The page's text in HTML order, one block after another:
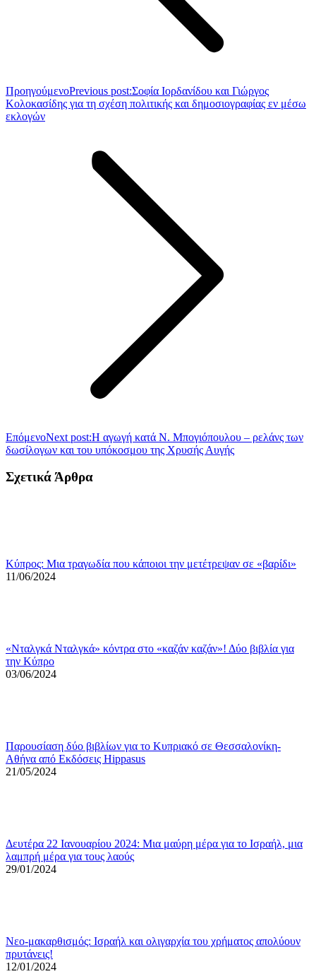
ΠροηγούμενοPrevious post:Σοφία Ιορδανίδου και Γιώργος
Κολοκασίδης για τη σχέση πολιτικής και δημοσιογραφίας εν μέσω
εκλογών
ΕπόμενοNext post:Η αγωγή κατά Ν. Μπογιόπουλου – ρελάνς των
δωσίλογων και του υπόκοσμου της Χρυσής Αυγής
Σχετικά Άρθρα
Κύπρος: Μια τραγωδία που κάποιοι την μετέτρεψαν σε «βαρίδι»
11/06/2024
«Νταλγκά Νταλγκά» κόντρα στο «καζάν καζάν»! Δύο βιβλία για
την Κύπρο
03/06/2024
Παρουσίαση δύο βιβλίων για το Κυπριακό σε Θεσσαλονίκη-
Αθήνα από Εκδόσεις Hippasus
21/05/2024
Δευτέρα 22 Ιανουαρίου 2024: Μια μαύρη μέρα για το Ισραήλ, μια
λαμπρή μέρα για τους λαούς
29/01/2024
Νεο-μακαρθισμός: Ισραήλ και ολιγαρχία του χρήματος απολύουν
πρυτάνεις!
12/01/2024